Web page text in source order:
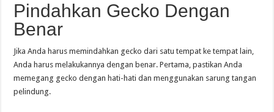
Pindahkan Gecko Dengan
Benar
Jika Anda harus memindahkan gecko dari satu tempat ke tempat lain,
Anda harus melakukannya dengan benar. Pertama, pastikan Anda
memegang gecko dengan hati-hati dan menggunakan sarung tangan
pelindung.